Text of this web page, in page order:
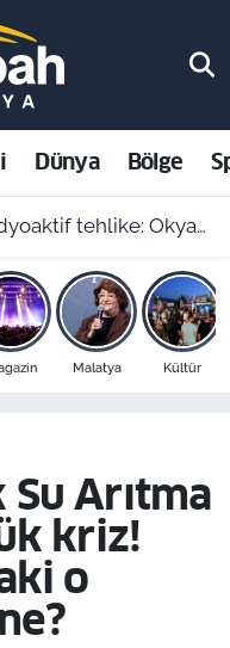
Dünya Bölge
200 bin atık varili parçalanıyor
Malatya Kültür
Arıtma
kriz!
o
Fikstür